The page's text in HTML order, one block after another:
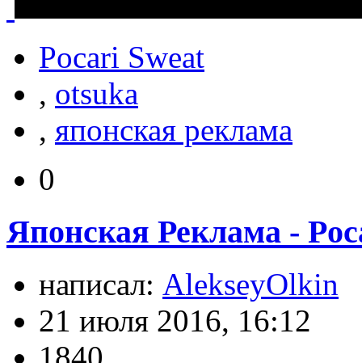
Pocari Sweat
, otsuka
, японская реклама
0
Японская Реклама -
написал: AlekseyOlkin
21 июля 2016, 16:12